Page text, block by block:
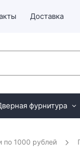
Доставка
фурнитура
по 1000 рублей